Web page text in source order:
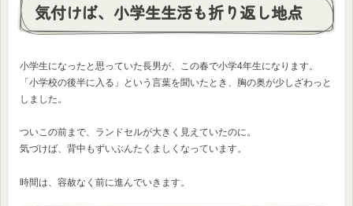
気付けば、小学生生活も折り返し地点
小学生になったと思っていた長男が、この春で小学4年生になります。
「小学校の後半に入る」という言葉を聞いたとき、胸の奥が少しざわっと
しました。
ついこの前まで、ランドセルが大きく見えていたのに。
気づけば、背中もずいぶんたくましくなっています。
時間は、容赦なく前に進んでいきます。